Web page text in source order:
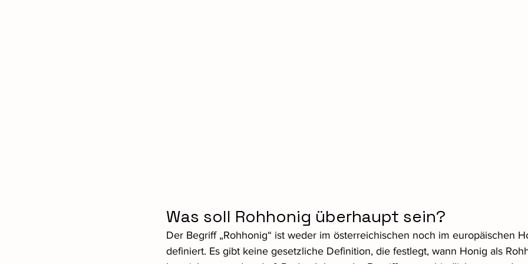
Was soll Rohhonig überhaupt sein?
Der Begriff „Rohhonig“ ist weder im österreichischen noch im europäischen
definiert. Es gibt keine gesetzliche Definition, die festlegt, wann Honig als